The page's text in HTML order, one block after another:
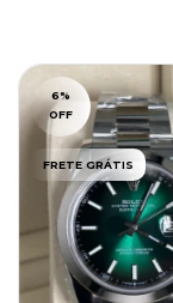
6%
OFF
FRETE GRÁTIS